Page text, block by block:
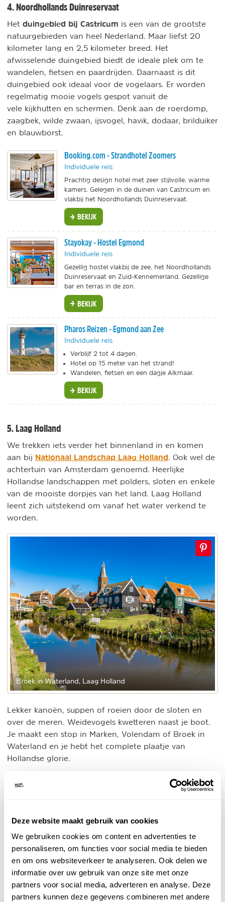
Deze website maakt gebruik van cookies
We gebruiken cookies om content en advertenties te
personaliseren, om functies voor social media te bieden
en om ons websiteverkeer te analyseren. Ook delen we
informatie over uw gebruik van onze site met onze
partners voor social media, adverteren en analyse. Deze
partners kunnen deze gegevens combineren met andere
4. Noordhollands Duinreservaat
Het duingebied bij Castricum is een van de grootste
natuurgebieden van heel Nederland. Maar liefst 20
kilometer lang en 2,5 kilometer breed. Het
afwisselende duingebied biedt de ideale plek om te
wandelen, fietsen en paardrijden. Daarnaast is dit
duingebied ook ideaal voor de vogelaars. Er worden
regelmatig mooie vogels gespot vanuit de
vele kijkhutten en schermen. Denk aan de roerdomp,
zaagbek, wilde zwaan, ijsvogel, havik, dodaar, brilduiker
en blauwborst.
Booking.com - Strandhotel Zoomers
Individuele reis
Prachtig design hotel met zeer stijlvolle, warme
kamers. Gelegen in de duinen van Castricum en
vlakbij het Noordhollands Duinreservaat.
BEKIJK
Stayokay - Hostel Egmond
Individuele reis
Gezellig hostel vlakbij de zee, het Noordhollands
Duinreservaat en Zuid-Kennemerland. Gezellige
bar en terras in de zon.
BEKIJK
Pharos Reizen - Egmond aan Zee
Individuele reis
Verblijf 2 tot 4 dagen.
Hotel op 15 meter van het strand!
Wandelen, fietsen en een dagje Alkmaar.
BEKIJK
5. Laag Holland
We trekken iets verder het binnenland in en komen
aan bij Nationaal Landschap Laag Holland . Ook wel de
achtertuin van Amsterdam genoemd. Heerlijke
Hollandse landschappen met polders, sloten en enkele
van de mooiste dorpjes van het land. Laag Holland
leent zich uitstekend om vanaf het water verkend te
worden.
Broek in Waterland, Laag Holland
Lekker kanoën, suppen of roeien door de sloten en
over de meren. Weidevogels kwetteren naast je boot.
Je maakt een stop in Marken, Volendam of Broek in
Waterland en je hebt het complete plaatje van
Hollandse glorie.
6. Zaanstreek
zien. Plat polderland met koeien, kikkers, molens,
bruggetjes en schattige huizen. Stap eens in de
schoenen van de toerist en ontdek waarom Nederland
zo aanspreekt. Bezoek zeker de molens en
tulpenvelden bij deZaanse Schans . We weten zeker
dat je na thuiskomst je liefde voor Nederland hebt
herontdekt.